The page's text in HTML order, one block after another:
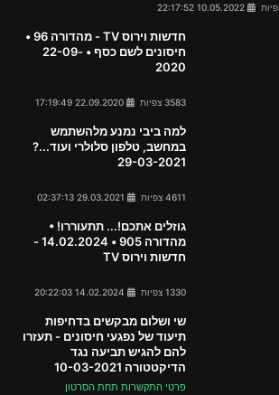
חדשות וירוס TV - מהדורה 96 •
חיסונים לשם כסף • 22-09-
2020
3583 צפיות
למה ביבי נמנע מלהשתמש
במחשב, טלפון סלולרי ועוד...?
29-03-2021
4611 צפיות
גוזלים אתכם!... תתעוררו! •
מהדורה 905 • 14.02.2024 -
חדשות וירוס TV
1330 צפיות
שי ושלום מבקשים בדחיפות
תיעוד של נפגעי חיסונים - תעזרו
להם להגיש תביעה נגד
הדיקטטורה 10-03-2021
פרטי התקשרות תחת הסרטון